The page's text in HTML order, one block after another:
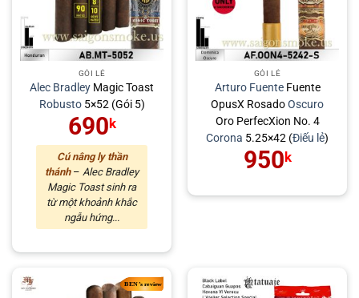
GÓI LẺ
Alec Bradley Magic Toast
Robusto5×52 (Gói 5)
690 k
Cú nâng ly thần
thánh– Alec Bradley
Magic Toast sinh ra
từ một khoảnh khắc
ngẫu hứng...
GÓI LẺ
Arturo FuenteFuente
OpusX RosadoOscuro
Oro PerfecXion No. 4
Corona 5.25×42 (Điếu lẻ)
950 k